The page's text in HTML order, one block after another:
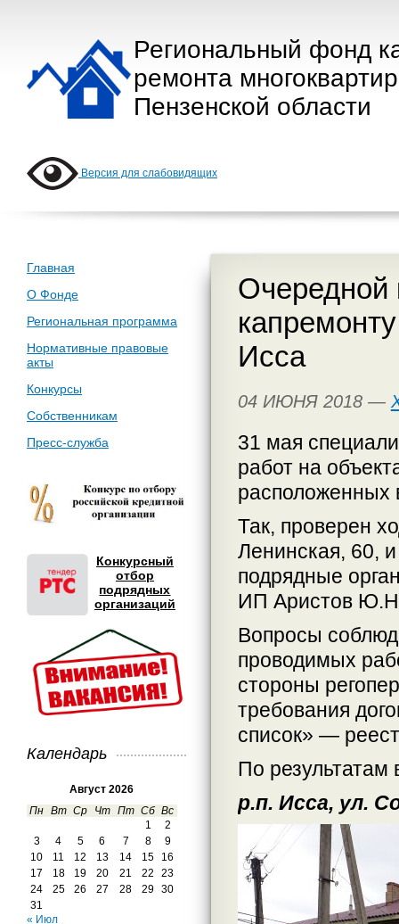
Региональный фонд
ремонта
Пензенской области
Версия для слабовидящих
Главная
О Фонде
Региональная программа
Нормативные правовые
акты
Конкурсы
Собственникам
Пресс-служба
Конкурсный
отбор
подрядных
организаций
Календарь
Август 2026
Пн Вт Ср Чт Пт Сб Вс
1
2
3
4 5 6 7 8
9
10
11 12 13 14 15
16
17
18 19 20 21 22
23
24
25 26 27 28 29
30
31
« Июл
Очередной
Исса
04 ИЮНЯ 2018 —
31 мая
работ на
расположенных
Так, проверен
Ленинская, 60,
подрядные
ИП Аристов
Вопросы
проводимых
стороны
требования
список» —
По результатам
р.п. Исса, ул.